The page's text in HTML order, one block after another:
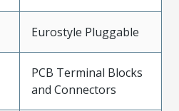
Eurostyle Pluggable
PCB Terminal Blocks
and Connectors